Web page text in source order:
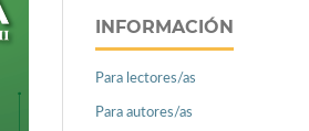
INFORMACIÓN
Para lectores/as
Para autores/as